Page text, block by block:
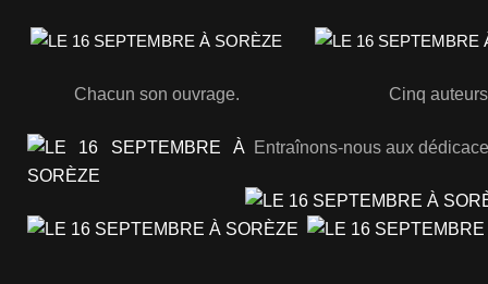
Chacun son ouvrage. Cinq
Entraînons-nous aux